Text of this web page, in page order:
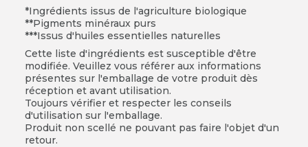
*Ingrédients issus de l'agriculture biologique
**Pigments minéraux purs
***Issus d'huiles essentielles naturelles
Cette liste d'ingrédients est susceptible d'être
modifiée. Veuillez vous référer aux informations
présentes sur l'emballage de votre produit dès
réception et avant utilisation.
Toujours vérifier et respecter les conseils
d'utilisation sur l'emballage.
Produit non scellé ne pouvant pas faire l'objet d'un
retour.